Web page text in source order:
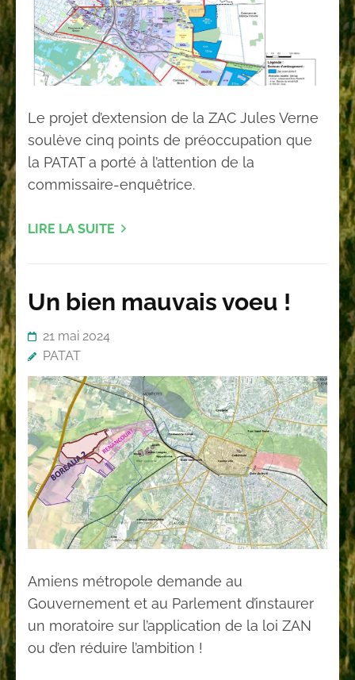
Le projet d’extension de la ZAC Jules Verne
soulève cinq points de préoccupation que
la PATAT a porté à l’attention de la
commissaire-enquêtrice.
LIRE LA SUITE
Un bien mauvais voeu !
21 mai 2024
PATAT
Amiens métropole demande au
Gouvernement et au Parlement d’instaurer
un moratoire sur l’application de la loi ZAN
ou d’en réduire l’ambition !